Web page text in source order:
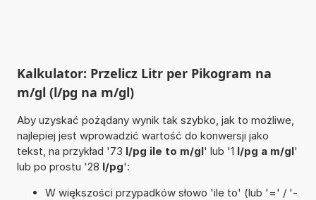
Kalkulator: Przelicz Litr per Pikogram na
m/gl (l/pg na m/gl)
Aby uzyskać pożądany wynik tak szybko, jak to możliwe,
najlepiej jest wprowadzić wartość do konwersji jako
tekst, na przykład '73 l/pg ile to m/gl' lub '1 l/pg a m/gl'
lub po prostu '28 l/pg':
W większości przypadków słowo 'ile to' (lub '=' / '-